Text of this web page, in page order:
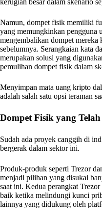
kerugian besar dalam skenario
Namun, dompet fisik memiliki
yang memungkinkan pengguna
mengembalikan dompet mereka
sebelumnya. Serangkaian kata
merupakan solusi yang
pemulihan dompet fisik dalam
Menyimpan mata uang kripto
adalah salah satu opsi teraman
Dompet Fisik yang
Sudah ada proyek canggih di
bergerak dalam sektor ini.
Produk-produk seperti Trezor
menjadi pilihan yang disukai
saat ini. Kedua perangkat
baik ketika melindungi kunci
lainnya yang didukung oleh